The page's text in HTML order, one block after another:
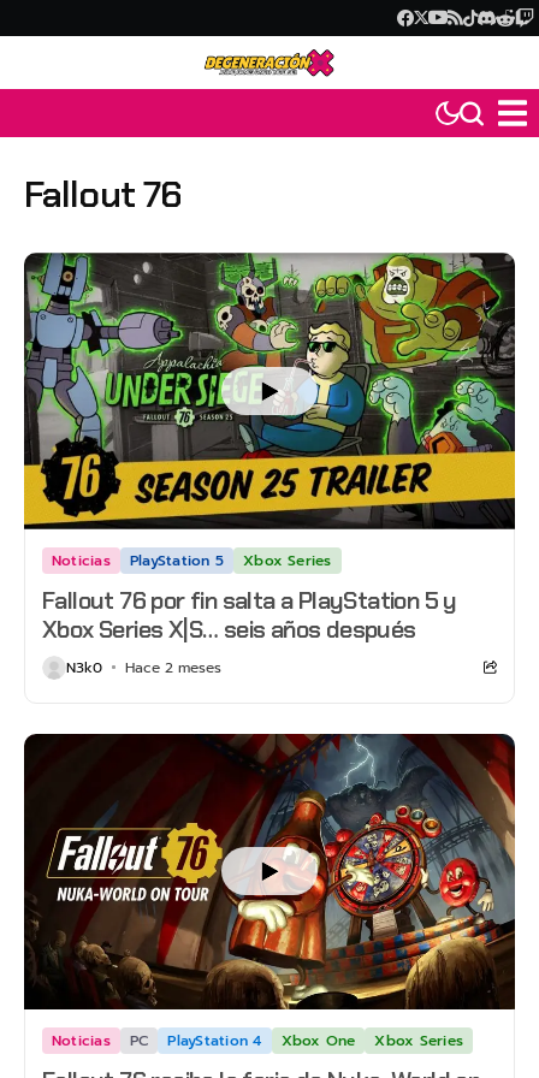
Fallout 76
Noticias PlayStation 5 Xbox Series
Fallout 76 por fin salta a PlayStation 5 y
Xbox Series X|S… seis años después
N3k0 Hace 2 meses
Noticias PC PlayStation 4 Xbox One Xbox Series